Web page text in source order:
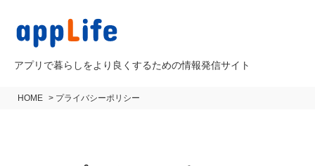
アプリで暮らしをより良くするための情報発信サイト
HOME > プライバシーポリシー